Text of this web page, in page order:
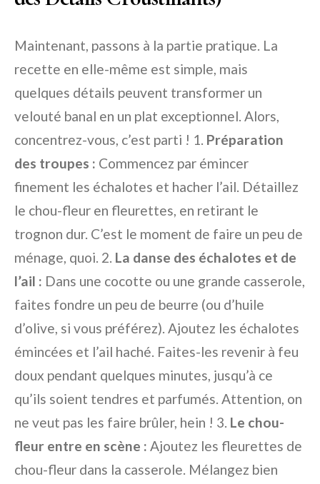
Maintenant, passons à la partie pratique. La
recette en elle-même est simple, mais
quelques détails peuvent transformer un
velouté banal en un plat exceptionnel. Alors,
concentrez-vous, c’est parti ! 1. Préparation
des troupes : Commencez par émincer
finement les échalotes et hacher l’ail. Détaillez
le chou-fleur en fleurettes, en retirant le
trognon dur. C’est le moment de faire un peu de
ménage, quoi. 2. La danse des échalotes et de
l’ail : Dans une cocotte ou une grande casserole,
faites fondre un peu de beurre (ou d’huile
d’olive, si vous préférez). Ajoutez les échalotes
émincées et l’ail haché. Faites-les revenir à feu
doux pendant quelques minutes, jusqu’à ce
qu’ils soient tendres et parfumés. Attention, on
ne veut pas les faire brûler, hein ! 3. Le chou-
fleur entre en scène : Ajoutez les fleurettes de
chou-fleur dans la casserole. Mélangez bien